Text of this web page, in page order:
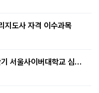
도사 자격 이수과목
상담센터(서울) 상담수련생 모집안내